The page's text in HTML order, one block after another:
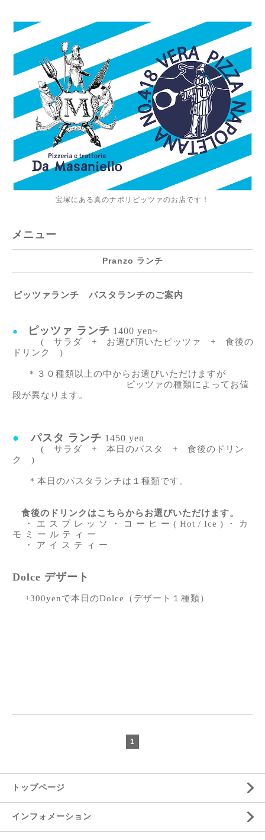
宝塚にある真のナポリピッツァのお店です！
メニュー
Pranzo ランチ
ピッツァランチ パスタランチのご案内
● ピッツァ ランチ 1400 yen~
( サラダ + お選び頂いたピッツァ + 食後の
ドリンク )
＊３０種類以上の中からお選びいただけますが
ピッツァの種類によってお値
段が異なります。
● パスタ ランチ 1450 yen
( サラダ + 本日のパスタ + 食後のドリン
ク )
＊本日のパスタランチは１種類です。
食後のドリンクはこちらからお選びいただけます。
・ エ ス プ レ ッ ソ ・ コ ー ヒ ー ( Hot / Ice ) ・ カ
モ ミ ー ル テ ィ ー
・ ア イ ス テ ィ ー
Dolce デザート
+300yenで本日のDolce（デザート１種類）
1
トップページ
インフォメーション